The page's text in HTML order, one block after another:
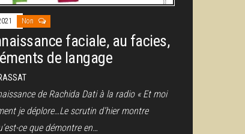
Non
faciale, au facies,
de langage
de Rachida Dati à la radio « Et moi
je déplore…Le scrutin d’hier montre
ce que démontre en…